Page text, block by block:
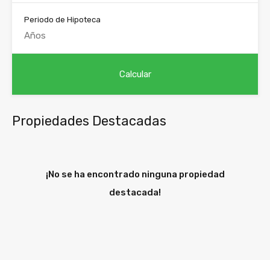
Periodo de Hipoteca
Propiedades Destacadas
¡No se ha encontrado ninguna propiedad
destacada!